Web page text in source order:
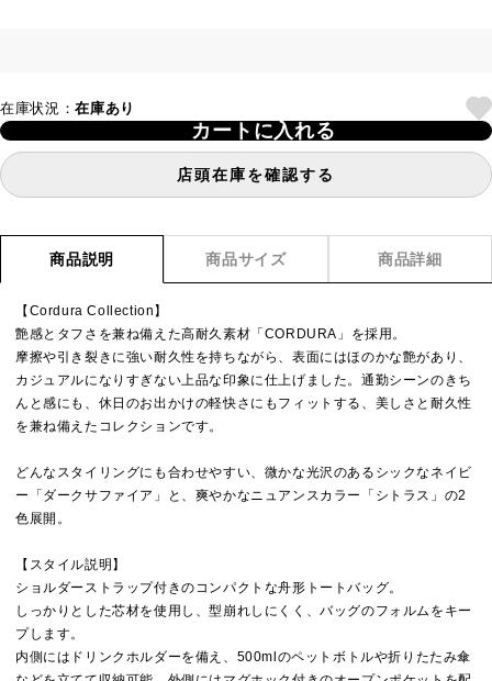
在庫状況：在庫あり
カートに入れる
店頭在庫を確認する
商品説明 商品サイズ 商品詳細
【Cordura Collection】
艶感とタフさを兼ね備えた高耐久素材「CORDURA」を採用。
摩擦や引き裂きに強い耐久性を持ちながら、表面にはほのかな艶があり、
カジュアルになりすぎない上品な印象に仕上げました。通勤シーンのきち
んと感にも、休日のお出かけの軽快さにもフィットする、美しさと耐久性
を兼ね備えたコレクションです。
どんなスタイリングにも合わせやすい、微かな光沢のあるシックなネイビ
ー「ダークサファイア」と、爽やかなニュアンスカラー「シトラス」の2
色展開。
【スタイル説明】
ショルダーストラップ付きのコンパクトな舟形トートバッグ。
しっかりとした芯材を使用し、型崩れしにくく、バッグのフォルムをキー
プします。
内側にはドリンクホルダーを備え、500mlのペットボトルや折りたたみ傘